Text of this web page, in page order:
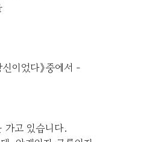
이었다》중에서 -
가고 있습니다.